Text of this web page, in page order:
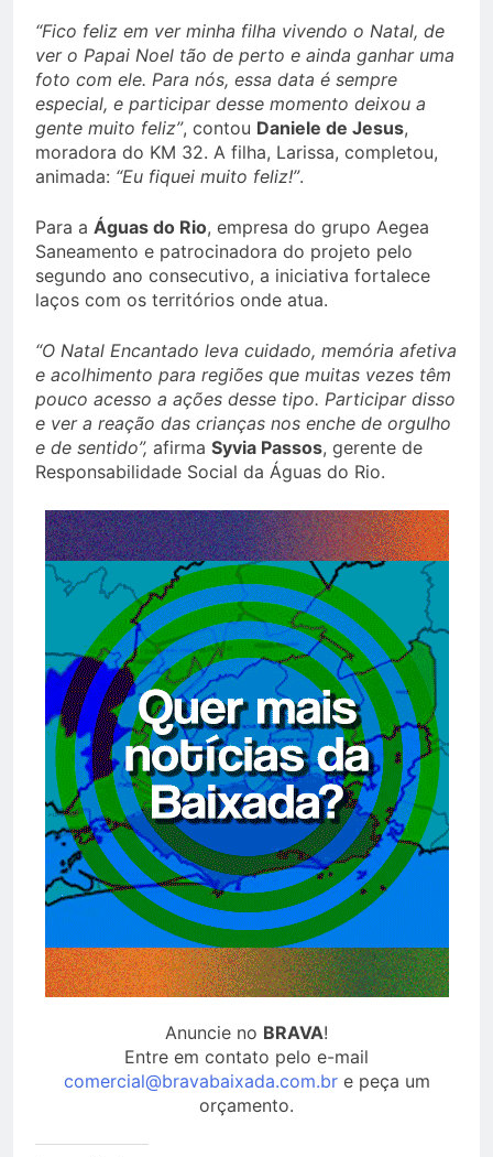
“Fico feliz em ver minha filha vivendo o Natal, de
ver o Papai Noel tão de perto e ainda ganhar uma
foto com ele. Para nós, essa data é sempre
especial, e participar desse momento deixou a
gente muito feliz”, contou Daniele de Jesus,
moradora do KM 32. A filha, Larissa, completou,
animada: “Eu fiquei muito feliz!”.
Para a Águas do Rio, empresa do grupo Aegea
Saneamento e patrocinadora do projeto pelo
segundo ano consecutivo, a iniciativa fortalece
laços com os territórios onde atua.
“O Natal Encantado leva cuidado, memória afetiva
e acolhimento para regiões que muitas vezes têm
pouco acesso a ações desse tipo. Participar disso
e ver a reação das crianças nos enche de orgulho
e de sentido”, afirma Syvia Passos, gerente de
Responsabilidade Social da Águas do Rio.
Anuncie no BRAVA!
Entre em contato pelo e-mail
comercial@bravabaixada.com.bre peça um
orçamento.